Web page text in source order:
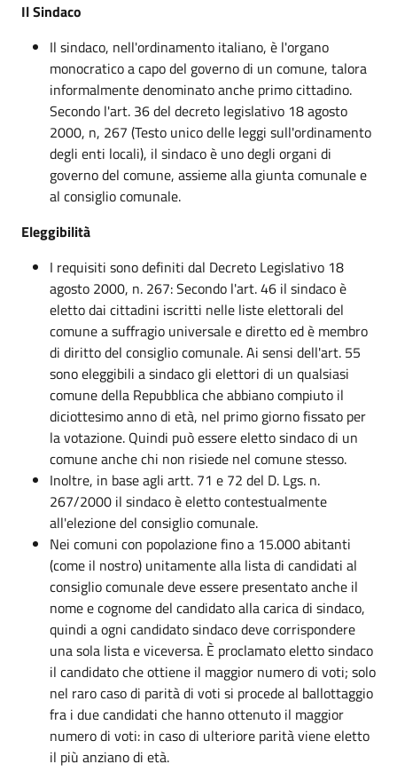
Il Sindaco
Il sindaco, nell'ordinamento italiano, è l'organo
monocratico a capo del governo di un comune, talora
informalmente denominato anche primo cittadino.
Secondo l'art. 36 del decreto legislativo 18 agosto
2000, n, 267 (Testo unico delle leggi sull'ordinamento
degli enti locali), il sindaco è uno degli organi di
governo del comune, assieme alla giunta comunale e
al consiglio comunale.
Eleggibilità
I requisiti sono definiti dal Decreto Legislativo 18
agosto 2000, n. 267: Secondo l'art. 46 il sindaco è
eletto dai cittadini iscritti nelle liste elettorali del
comune a suffragio universale e diretto ed è membro
di diritto del consiglio comunale. Ai sensi dell'art. 55
sono eleggibili a sindaco gli elettori di un qualsiasi
comune della Repubblica che abbiano compiuto il
diciottesimo anno di età, nel primo giorno fissato per
la votazione. Quindi può essere eletto sindaco di un
comune anche chi non risiede nel comune stesso.
Inoltre, in base agli artt. 71 e 72 del D. Lgs. n.
267/2000 il sindaco è eletto contestualmente
all'elezione del consiglio comunale.
Nei comuni con popolazione fino a 15.000 abitanti
(come il nostro) unitamente alla lista di candidati al
consiglio comunale deve essere presentato anche il
nome e cognome del candidato alla carica di sindaco,
quindi a ogni candidato sindaco deve corrispondere
una sola lista e viceversa. È proclamato eletto sindaco
il candidato che ottiene il maggior numero di voti; solo
nel raro caso di parità di voti si procede al ballottaggio
fra i due candidati che hanno ottenuto il maggior
numero di voti: in caso di ulteriore parità viene eletto
il più anziano di età.